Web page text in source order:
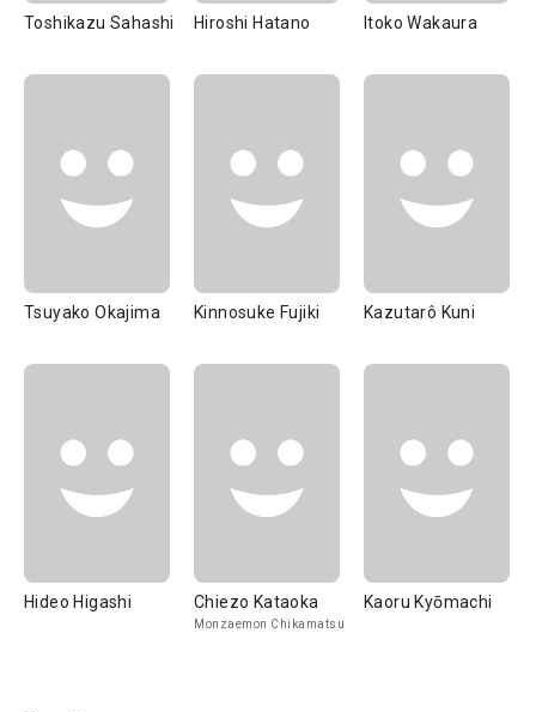
Toshikazu Sahashi Hiroshi Hatano Itoko Wakaura
Tsuyako Okajima Kinnosuke Fujiki Kazutarô Kuni
Hideo Higashi Chiezo Kataoka
Monzaemon Chikamatsu
Kaoru Kyōmachi